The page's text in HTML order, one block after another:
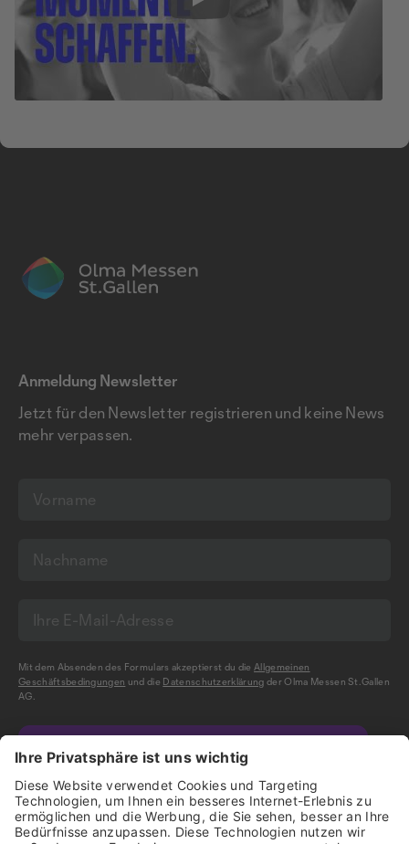
Play
Anmeldung Newsletter
Jetzt für den Newsletter registrieren und keine News
mehr verpassen.
Mit dem Absenden des Formulars akzeptierst du dieAllgemeinen
Geschäftsbedingungen und die Datenschutzerklärung der Olma Messen St.Gallen
AG.